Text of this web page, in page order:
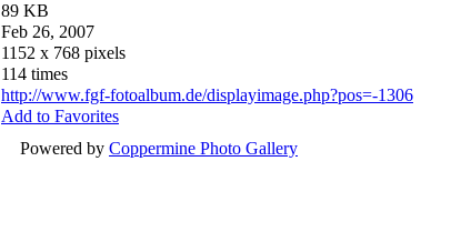
89 KB
Feb 26, 2007
1152 x 768 pixels
114 times
http://www.fgf-fotoalbum.de/displayimage.php?pos=-1306
Add to Favorites
Powered by Coppermine Photo Gallery